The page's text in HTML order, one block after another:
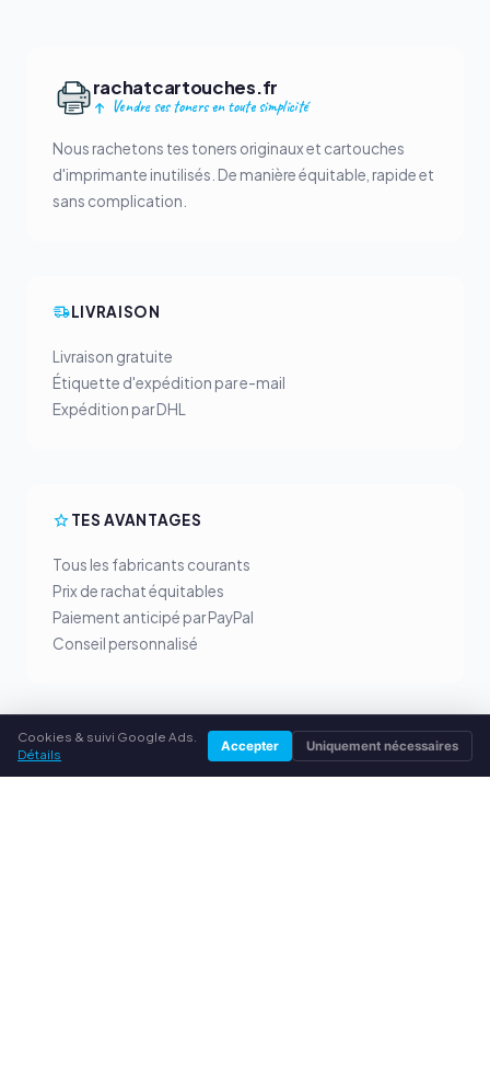
rachatcartouches.fr
Vendre ses toners en toute simplicité
Nous rachetons tes toners originaux et cartouches
d'imprimante inutilisés. De manière équitable, rapide et
sans complication.
LIVRAISON
Livraison gratuite
Étiquette d'expédition par e-mail
Expédition par DHL
TES AVANTAGES
Tous les fabricants courants
Prix de rachat équitables
Paiement anticipé par PayPal
Conseil personnalisé
Cookies & suivi Google Ads.
Détails
Accepter Uniquement nécessaires